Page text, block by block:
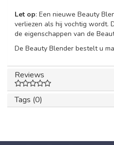
Let op: Een nieuwe Beauty
verliezen als hij vochtig wordt.
de eigenschappen van de
De Beauty Blender bestelt u
Reviews
Tags (0)